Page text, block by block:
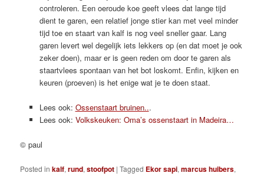
controleren. Een oeroude koe geeft vlees dat lange tijd
dient te garen, een relatief jonge stier kan met veel minder
tijd toe en staart van kalf is nog veel sneller gaar. Lang
garen levert wel degelijk iets lekkers op (en dat moet je ook
zeker doen), maar er is geen reden om door te garen als
staartvlees spontaan van het bot loskomt. Enfin, kijken en
keuren (proeven) is het enige wat je te doen staat.
Lees ook: Ossenstaart bruinen...
Lees ook: Volkskeuken: Oma’s ossenstaart in Madeira…
© paul
Posted in kalf,rund,stoofpot |Tagged Ekor sapi,marcus huibers,